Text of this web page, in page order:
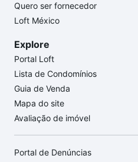
Quero ser fornecedor
Loft México
Explore
Portal Loft
Lista de Condomínios
Guia de Venda
Mapa do site
Avaliação de imóvel
Portal de Denúncias